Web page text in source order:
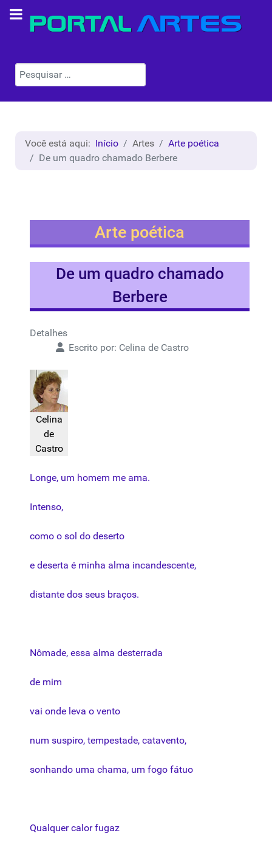
Pesquisar
Você está aqui: Início Artes
Arte poética
De um quadro chamado Berbere
Arte poética
De um quadro chamado
Berbere
Detalhes
Escrito por: Celina de Castro
Celina
de
Castro
Longe, um homem me ama.
Intenso,
como o sol do deserto
e deserta é minha alma incandescente,
distante dos seus braços.
Nômade, essa alma desterrada
de mim
vai onde leva o vento
num suspiro, tempestade, catavento,
sonhando uma chama, um fogo fátuo
Qualquer calor fugaz